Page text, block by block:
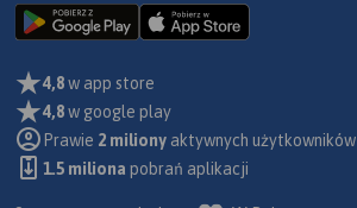
4,8w app store
4,8w google play
Prawie 2 miliony aktywnych użytkowników
1.5 miliona pobrań aplikacji